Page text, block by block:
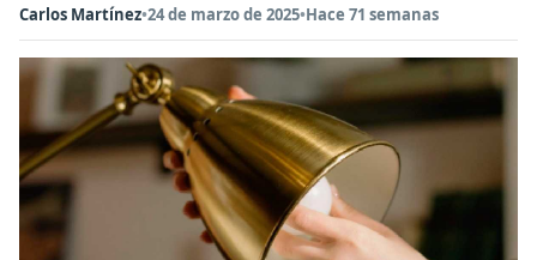
Carlos Martínez•24 de marzo de 2025•Hace 71 semanas